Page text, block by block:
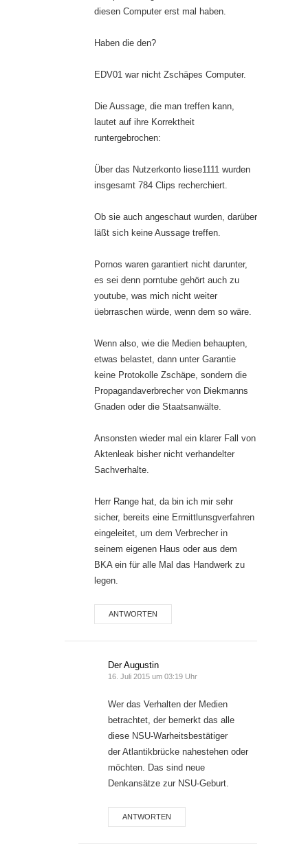
diesen Computer erst mal haben.
Haben die den?
EDV01 war nicht Zschäpes Computer.
Die Aussage, die man treffen kann,
lautet auf ihre Korrektheit
runtergebrochen:
Über das Nutzerkonto liese1111 wurden
insgesamt 784 Clips recherchiert.
Ob sie auch angeschaut wurden, darüber
läßt sich keine Aussage treffen.
Pornos waren garantiert nicht darunter,
es sei denn porntube gehört auch zu
youtube, was mich nicht weiter
üebrraschen würde, wenn dem so wäre.
Wenn also, wie die Medien behaupten,
etwas belastet, dann unter Garantie
keine Protokolle Zschäpe, sondern die
Propagandaverbrecher von Diekmanns
Gnaden oder die Staatsanwälte.
Ansonsten wieder mal ein klarer Fall von
Aktenleak bisher nicht verhandelter
Sachverhalte.
Herr Range hat, da bin ich mir sehr
sicher, bereits eine Ermittlunsgverfahren
eingeleitet, um dem Verbrecher in
seinem eigenen Haus oder aus dem
BKA ein für alle Mal das Handwerk zu
legen.
ANTWORTEN
Der Augustin
16. Juli 2015 um 03:19 Uhr
Wer das Verhalten der Medien
betrachtet, der bemerkt das alle
diese NSU-Warheitsbestätiger
der Atlantikbrücke nahestehen oder
möchten. Das sind neue
Denkansätze zur NSU-Geburt.
ANTWORTEN